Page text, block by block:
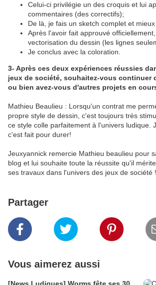
Celui-ci privilégie un des croquis et lui
commentaires (des correctifs);
De là, je fais un sketch complet et
Après l'avoir fait approuvé
vectorisation du dessin (les lignes
Je conclus avec la coloration.
3- Après ces deux expériences réussies
jeux de société, souhaitez-vous continuer
ou bien avez-vous d'autres projets en
Mathieu Beaulieu : Lorsqu'un contrat me
propre style de dessin, c'est toujours très
ce style colle parfaitement à l'univers ludique.
c'est fait pour durer!
Jeuxyannick remercie Mathieu beaulieu pour
blog et lui souhaite toute la réussite qu'il
ses travaux dans l'univers des jeux de société !
Partager
Vous aimerez aussi